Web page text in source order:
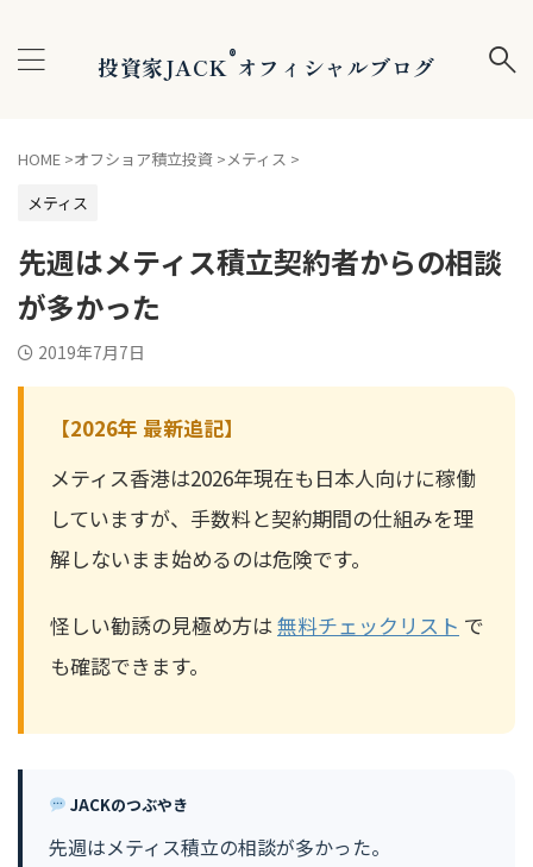
投資家JACK®オフィシャルブログ
HOME >オフショア積立投資 >メティス >
メティス
先週はメティス積立契約者からの相談
が多かった
2019年7月7日
【2026年 最新追記】
メティス香港は2026年現在も日本人向けに稼働
していますが、手数料と契約期間の仕組みを理
解しないまま始めるのは危険です。
怪しい勧誘の見極め方は無料チェックリスト で
も確認できます。
JACKのつぶやき
先週はメティス積立の相談が多かった。